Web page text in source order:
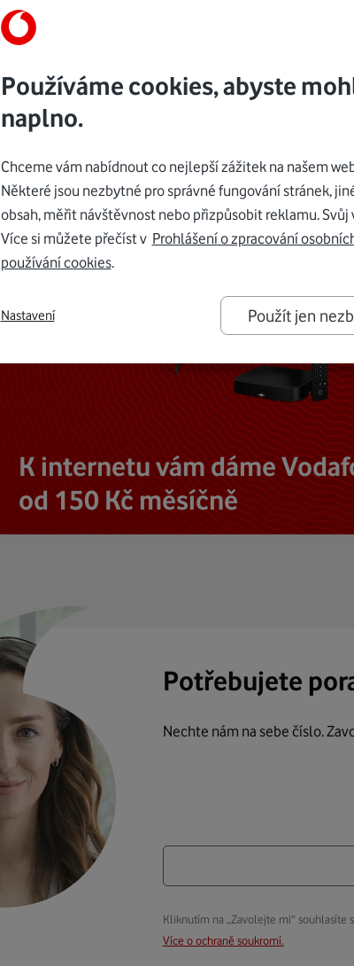
Mohlo by vás
K internetu vám dáme
od 150 Kč měsíčně
Potřebujete
Nechte nám na sebe číslo.
Kliknutím na „Zavolejte mi“ souhlasíte
Více o ochraně soukromí.
Používáme cookies, abyste
naplno.
Chceme vám nabídnout co nejlepší zážitek na našem
Některé jsou nezbytné pro správné fungování stránek,
obsah, měřit návštěvnost nebo přizpůsobit reklamu.
Více si můžete přečíst v Prohlášení o zpracování
používání cookies.
Použít jen
Nastavení